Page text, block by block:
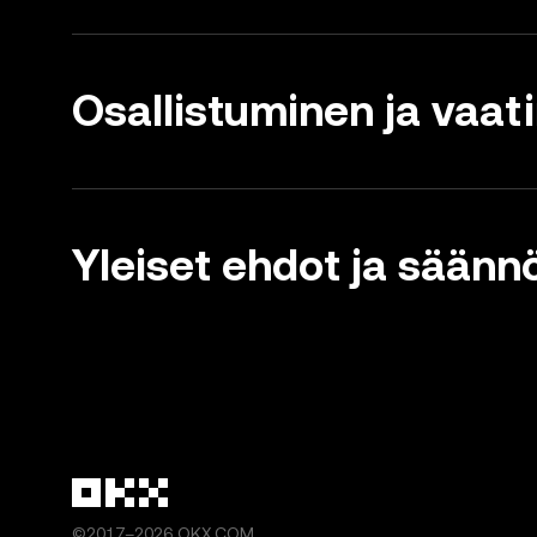
Osallistuminen ja
Yleiset ehdot ja